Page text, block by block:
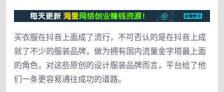
买衣服在抖音上面成了流行，不可否认的是在抖音上成
就了不少的服装品牌，做为拥有国内流量金字塔最上面
的角色，对这些原创的设计服装品牌而言，平台给了他
们一条更容易通往成功的道路。